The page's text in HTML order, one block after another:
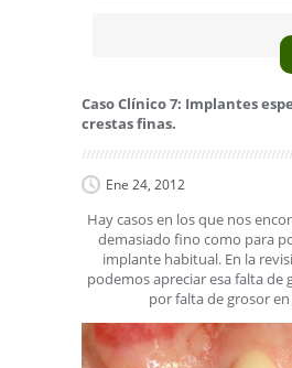
Caso Clínico 7: Implantes
crestas finas.
Ene 24, 2012
Hay casos en los que nos
demasiado fino como para
implante habitual. En la
podemos apreciar esa falta de
por falta de grosor en